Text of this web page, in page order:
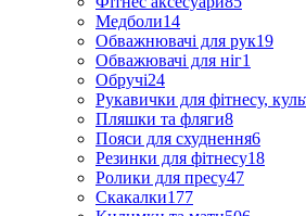
Медболи14
Обважнювачі для рук19
Обважювачі для ніг1
Обручі24
Рукавички для фітнесу,
Пляшки та фляги8
Пояси для схуднення6
Резинки для фітнесу18
Ролики для пресу47
Скакалки177